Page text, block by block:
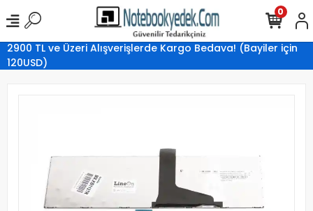
2900 TL ve Üzeri Alışverişlerde Kargo Bedava! (Bayiler için
120USD)
0